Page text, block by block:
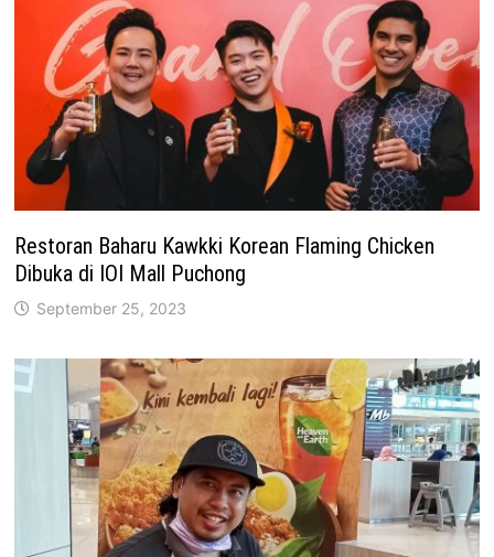
Restoran Baharu Kawkki Korean Flaming Chicken
Dibuka di IOI Mall Puchong
September 25, 2023